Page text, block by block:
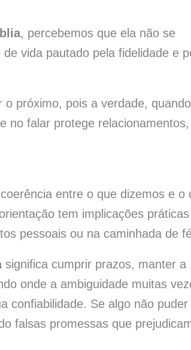
, percebemos que ela não se
vida pautado pela fidelidade e
próximo, pois a verdade, quando
no falar protege relacionamentos,
entre o que dizemos e o
tem implicações práticas
pessoais ou na caminhada de
significa cumprir prazos, manter a
onde a ambiguidade muitas
confiabilidade. Se algo não
falsas promessas que